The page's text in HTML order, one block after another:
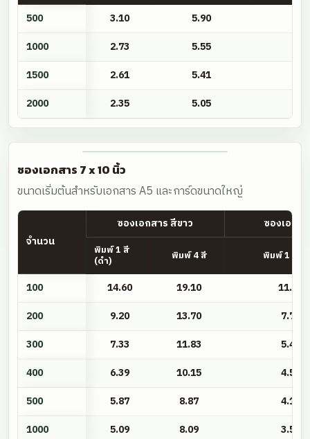
ซอง
และ
NO
1/2
500 3.10 5.90
1000
2.73 5.55
1500
2.61 5.41
2000
2.35 5.05
ซองเอกสาร 7 x 10 นิ้ว
ขนาดเริ่มต้นสำหรับเอกสาร A5 และการ์ดขนาดใหญ่
ซอง
10
จำนวน
ซองเอกสาร สีขาว ซองเอกส
พิมพ์ 1 สี
(ดำ) พิมพ์ 4 สี พิมพ์ 1 สี (
100 14.60 19.10
11.75
200
9.20 13.70
7.70
300
7.33 11.83
5.41
400
6.39 10.15
4.59
500
5.87 8.87
4.15
1000
5.09 8.09 3.50